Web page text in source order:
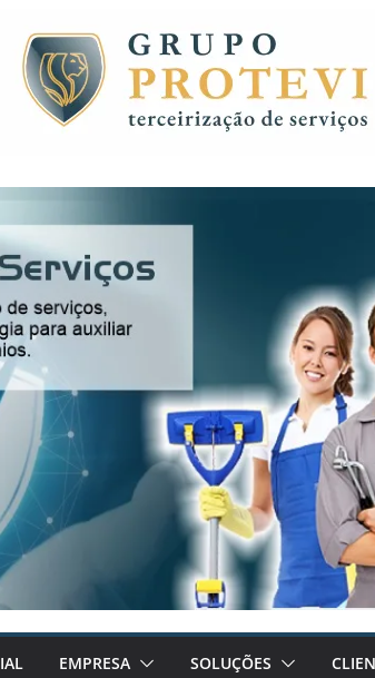
EMPRESA SOLUÇÕES